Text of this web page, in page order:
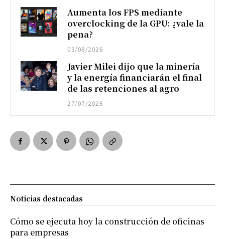
Aumenta los FPS mediante
overclocking de la GPU: ¿vale la
pena?
03/08/2026
Javier Milei dijo que la minería
y la energía financiarán el final
de las retenciones al agro
27/07/2026
Noticias destacadas
Cómo se ejecuta hoy la construcción de oficinas
para empresas